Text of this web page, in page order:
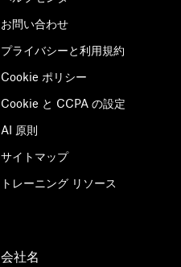
お問い合わせ
プライバシーと利用規約
Cookie ポリシー
Cookie と CCPA の設定
AI 原則
サイトマップ
トレーニング リソース
会社名